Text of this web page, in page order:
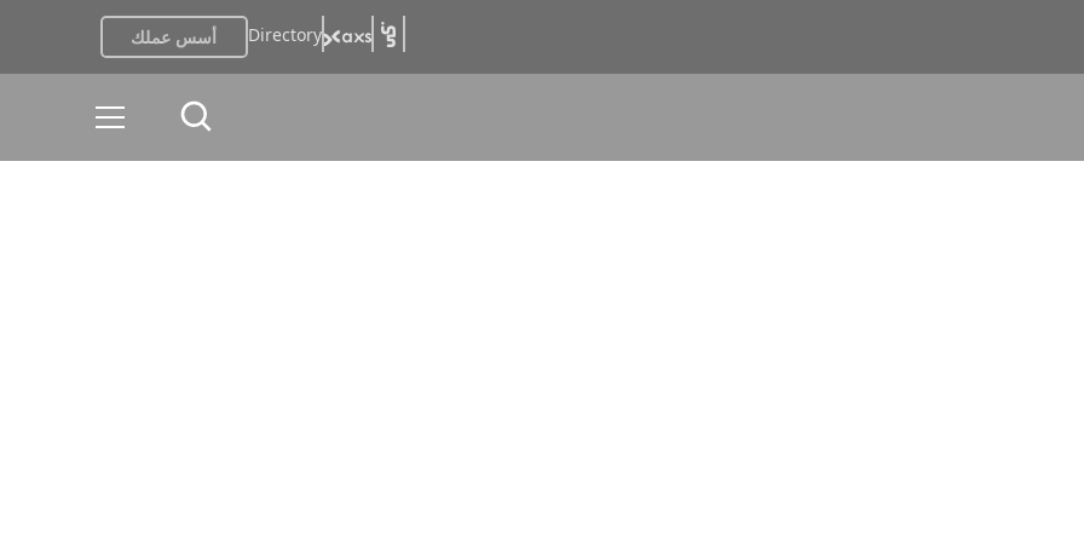
Directory أسس عملك